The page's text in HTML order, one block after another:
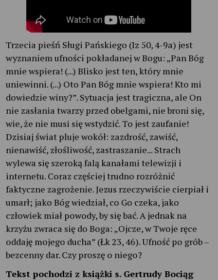
Trzecia pieśń Sługi Pańskiego (Iz 50, 4-9a) jest
wyznaniem ufności pokładanej w Bogu: „Pan Bóg
mnie wspiera! (...) Blisko jest ten, który mnie
uniewinni. (...) Oto Pan Bóg mnie wspiera! Kto mi
dowiedzie winy?”. Sytuacja jest tragiczna, ale On
nie zasłania twarzy przed obelgami, nie broni się,
wie, że nie musi się wstydzić. To jest zaufanie!
Dzisiaj świat pluje wokół: zazdrość, zawiść,
nienawiść, złośliwość, zastraszanie... Strach
wylewa się szeroką falą kanałami telewizji i
internetu. Coraz częściej trudno rozróżnić
faktyczne zagrożenie. Jezus rzeczywiście cierpiał i
umarł; jako Bóg wiedział, co Go czeka, jako
człowiek miał powody, by się bać. A jednak na
krzyżu zwraca się do Boga: „Ojcze, w Twoje ręce
oddaję mojego ducha” (Łk 23, 46). Ufność po grób –
bezcenny dar. Czy proszę o niego?
Tekst pochodzi z książki s. Gertrudy Bociąg